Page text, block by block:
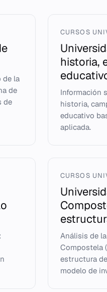
de la
de
de
CURSOS
historia,
Información
historia,
educativo
aplicada.
CURSOS
Análisis de
Compostela
estructura
modelo de